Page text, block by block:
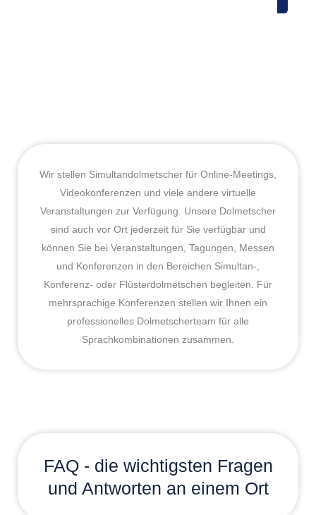
Wir stellen Simultandolmetscher für Online-Meetings,
Videokonferenzen und viele andere virtuelle
Veranstaltungen zur Verfügung. Unsere Dolmetscher
sind auch vor Ort jederzeit für Sie verfügbar und
können Sie bei Veranstaltungen, Tagungen, Messen
und Konferenzen in den Bereichen Simultan-,
Konferenz- oder Flüsterdolmetschen begleiten. Für
mehrsprachige Konferenzen stellen wir Ihnen ein
professionelles Dolmetscherteam für alle
Sprachkombinationen zusammen.
FAQ - die wichtigsten Fragen
und Antworten an einem Ort